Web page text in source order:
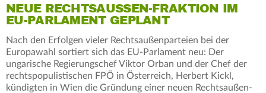
NEUE RECHTSAUSSEN-FRAKTION IM E
U-PARLAMENT GEPLANT
Nach den Erfolgen vieler Rechtsaußenparteien bei der
Europawahl sortiert sich das EU-Parlament neu: Der
ungarische Regierungschef Viktor Orban und der Chef der
rechtspopulistischen FPÖ in Österreich, Herbert Kickl,
kündigten in Wien die Gründung einer neuen Rechtsaußen-